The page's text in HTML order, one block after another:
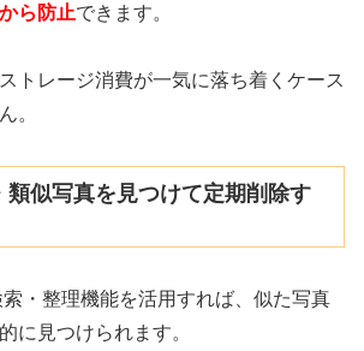
ら防止できます。
トレージ消費が一気に落ち着くケース
。
類似写真を見つけて定期削除す
・整理機能を活用すれば、似た写真
に見つけられます。